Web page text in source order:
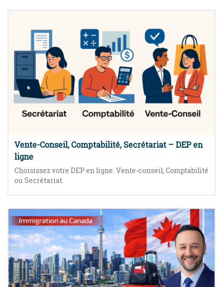
Vente-Conseil, Comptabilité, Secrétariat – DEP en
ligne
Choisissez votre DEP en ligne. Vente-conseil, Comptabilité
ou Secrétariat.